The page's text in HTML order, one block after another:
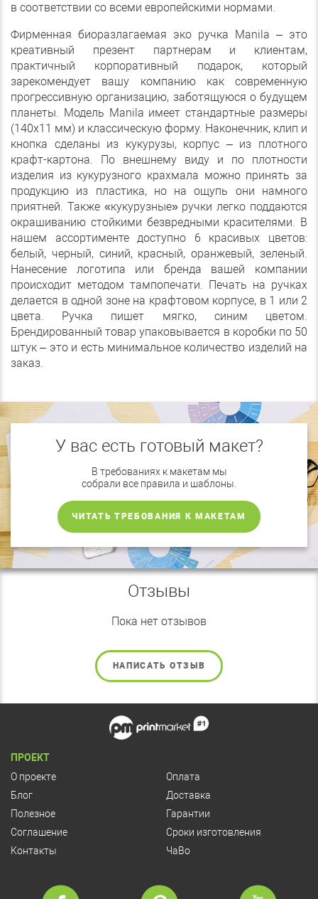
в соответствии со всеми европейскими нормами.
Фирменная биоразлагаемая эко ручка Manila – это
креативный презент партнерам и клиентам,
практичный корпоративный подарок, который
зарекомендует вашу компанию как современную
прогрессивную организацию, заботящуюся о будущем
планеты. Модель Manila имеет стандартные размеры
(140х11 мм) и классическую форму. Наконечник, клип и
кнопка сделаны из кукурузы, корпус – из плотного
крафт-картона. По внешнему виду и по плотности
изделия из кукурузного крахмала можно принять за
продукцию из пластика, но на ощупь они намного
приятней. Также «кукурузные» ручки легко поддаются
окрашиванию стойкими безвредными красителями. В
нашем ассортименте доступно 6 красивых цветов:
белый, черный, синий, красный, оранжевый, зеленый.
Нанесение логотипа или бренда вашей компании
происходит методом тампопечати. Печать на ручках
делается в одной зоне на крафтовом корпусе, в 1 или 2
цвета. Ручка пишет мягко, синим цветом.
Брендированный товар упаковывается в коробки по 50
штук – это и есть минимальное количество изделий на
заказ.
У вас есть готовый макет?
В требованиях к макетам мы
собрали все правила и шаблоны.
ЧИТАТЬ ТРЕБОВАНИЯ К МАКЕТАМ
Отзывы
Пока нет отзывов
НАПИСАТЬ ОТЗЫВ
ПРОЕКТ
О проекте
Блог
Полезное
Соглашение
Контакты
Оплата
Доставка
Гарантии
Сроки изготовления
ЧаВо